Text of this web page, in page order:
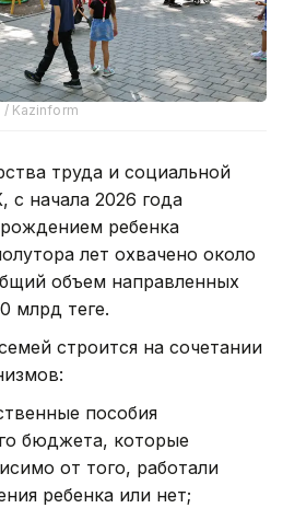
Kazinform
труда и социальной
с начала 2026 года
ребенка
лет охвачено около
объем направленных
млрд теңге.
строится на сочетании
пособия
бюджета, которые
от того, работали
ребенка или нет;